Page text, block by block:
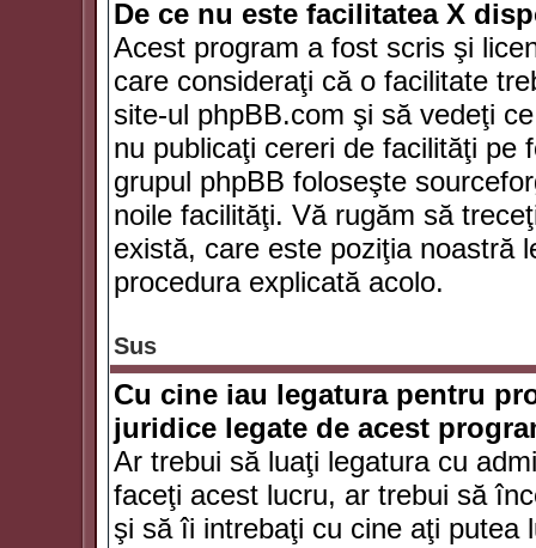
De ce nu este facilitatea X
Acest program a fost scris şi
care consideraţi că o facilitate
site-ul phpBB.com şi să vedeţi
nu publicaţi cereri de facilităţi pe
grupul phpBB foloseşte
noile facilităţi. Vă rugăm să
există, care este poziţia noastră
procedura explicată acolo.
Sus
Cu cine iau legatura pentru
juridice legate de acest
Ar trebui să luaţi legatura cu
faceţi acest lucru, ar trebui să
şi să îi intrebaţi cu cine aţi putea